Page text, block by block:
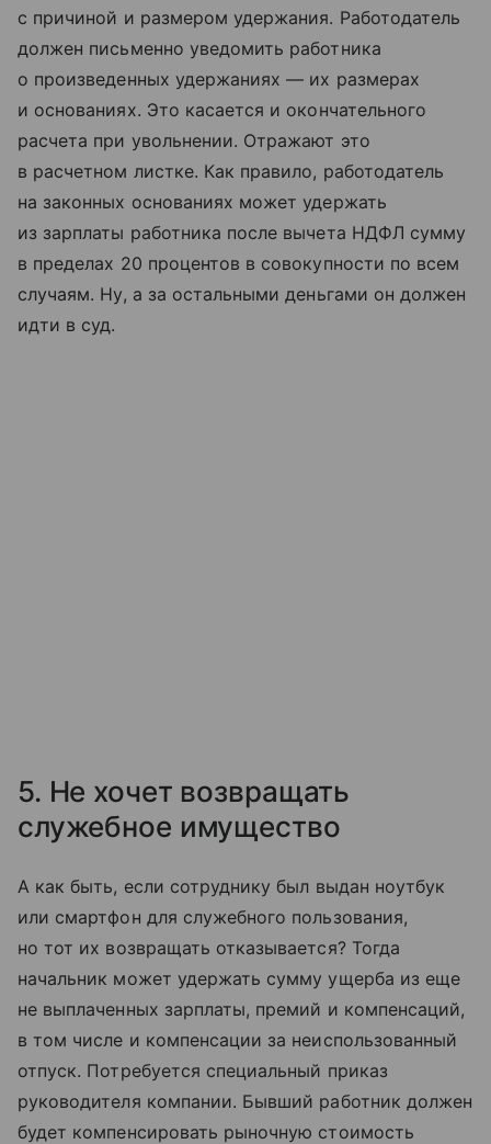
с причиной и размером удержания. Работодатель
должен письменно уведомить работника
о произведенных удержаниях — их размерах
и основаниях. Это касается и окончательного
расчета при увольнении. Отражают это
в расчетном листке. Как правило, работодатель
на законных основаниях может удержать
из зарплаты работника после вычета НДФЛ сумму
в пределах 20 процентов в совокупности по всем
случаям. Ну, а за остальными деньгами он должен
идти в суд.
5. Не хочет возвращать
служебное имущество
А как быть, если сотруднику был выдан ноутбук
или смартфон для служебного пользования,
но тот их возвращать отказывается? Тогда
начальник может удержать сумму ущерба из еще
не выплаченных зарплаты, премий и компенсаций,
в том числе и компенсации за неиспользованный
отпуск. Потребуется специальный приказ
руководителя компании. Бывший работник должен
будет компенсировать рыночную стоимость